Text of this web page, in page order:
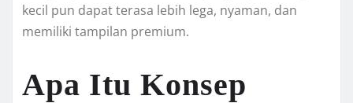
kecil pun dapat terasa lebih lega, nyaman, dan
memiliki tampilan premium.
Apa Itu Konsep